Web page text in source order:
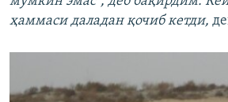
ҳаммаси даладан қочиб кетди,